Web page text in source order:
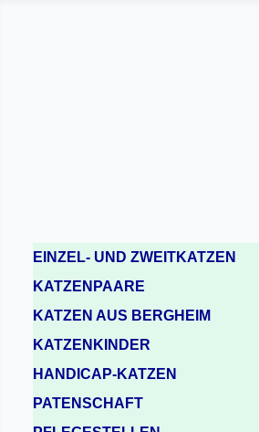
EINZEL- UND ZWEITKATZEN
KATZENPAARE
KATZEN AUS BERGHEIM
KATZENKINDER
HANDICAP-KATZEN
PATENSCHAFT